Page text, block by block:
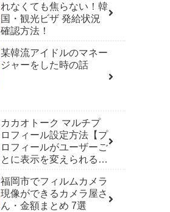
れなくても焦らない！韓
国・観光ビザ 発給状況
確認方法！
某韓流アイドルのマネー
ジャーをした時の話
カカオトーク マルチプ
ロフィール設定方法【プ
ロフィールがユーザーご
とに表示を変えられる機
福岡市でフィルムカメラ
現像ができるカメラ屋さ
ん・金額まとめ 7選